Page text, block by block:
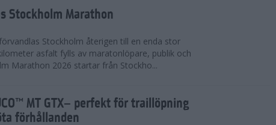
Stockholm Marathon
Stockholm återigen till en enda stor
asfalt fylls av maratonlöpare, publik och
Marathon 2026 startar från Stockho...
MT GTX– perfekt för traillöpning
förhållanden